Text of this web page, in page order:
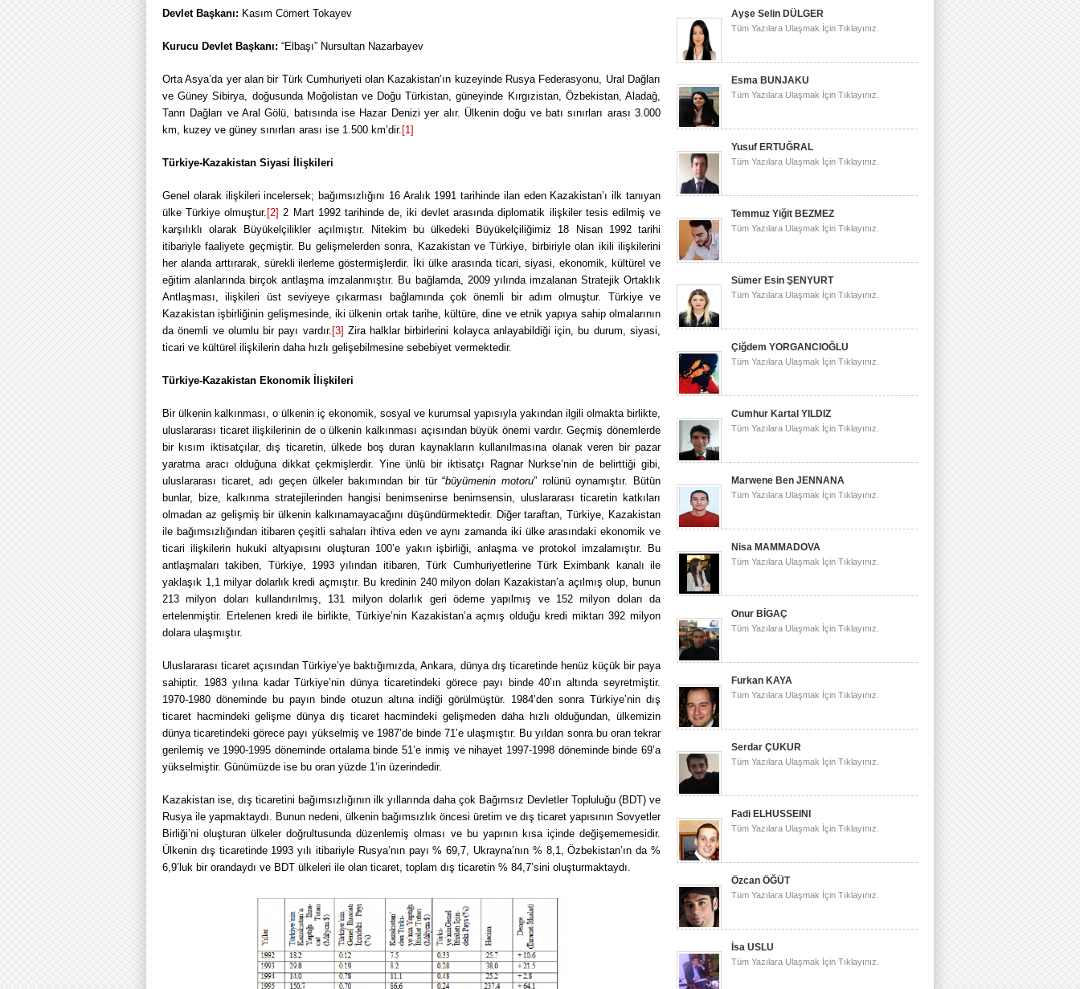
Devlet Başkanı: Kasım Cömert Tokayev
Kurucu Devlet Başkanı: “Elbaşı” Nursultan Nazarbayev
Orta Asya’da yer alan bir Türk Cumhuriyeti olan Kazakistan’ın kuzeyinde Rusya Federasyonu, Ural Dağları
ve Güney Sibirya, doğusunda Moğolistan ve Doğu Türkistan, güneyinde Kırgızistan, Özbekistan, Aladağ,
Tanrı Dağları ve Aral Gölü, batısında ise Hazar Denizi yer alır. Ülkenin doğu ve batı sınırları arası 3.000
km, kuzey ve güney sınırları arası ise 1.500 km’dir. [1]
Türkiye-Kazakistan Siyasi İlişkileri
Genel olarak ilişkileri incelersek; bağımsızlığını 16 Aralık 1991 tarihinde ilan eden Kazakistan’ı ilk tanıyan
ülke Türkiye olmuştur. [2] 2 Mart 1992 tarihinde de, iki devlet arasında diplomatik ilişkiler tesis edilmiş ve
karşılıklı olarak Büyükelçilikler açılmıştır. Nitekim bu ülkedeki Büyükelçiliğimiz 18 Nisan 1992 tarihi
itibariyle faaliyete geçmiştir. Bu gelişmelerden sonra, Kazakistan ve Türkiye, birbiriyle olan ikili ilişkilerini
her alanda arttırarak, sürekli ilerleme göstermişlerdir. İki ülke arasında ticari, siyasi, ekonomik, kültürel ve
eğitim alanlarında birçok antlaşma imzalanmıştır. Bu bağlamda, 2009 yılında imzalanan Stratejik Ortaklık
Antlaşması, ilişkileri üst seviyeye çıkarması bağlamında çok önemli bir adım olmuştur. Türkiye ve
Kazakistan işbirliğinin gelişmesinde, iki ülkenin ortak tarihe, kültüre, dine ve etnik yapıya sahip olmalarının
da önemli ve olumlu bir payı vardır. [3] Zira halklar birbirlerini kolayca anlayabildiği için, bu durum, siyasi,
ticari ve kültürel ilişkilerin daha hızlı gelişebilmesine sebebiyet vermektedir.
Türkiye-Kazakistan Ekonomik İlişkileri
Bir ülkenin kalkınması, o ülkenin iç ekonomik, sosyal ve kurumsal yapısıyla yakından ilgili olmakta birlikte,
uluslararası ticaret ilişkilerinin de o ülkenin kalkınması açısından büyük önemi vardır. Geçmiş dönemlerde
bir kısım iktisatçılar, dış ticaretin, ülkede boş duran kaynakların kullanılmasına olanak veren bir pazar
yaratma aracı olduğuna dikkat çekmişlerdir. Yine ünlü bir iktisatçı Ragnar Nurkse’nin de belirttiği gibi,
uluslararası ticaret, adı geçen ülkeler bakımından bir tür “büyümenin motoru” rolünü oynamıştır. Bütün
bunlar, bize, kalkınma stratejilerinden hangisi benimsenirse benimsensin, uluslararası ticaretin katkıları
olmadan az gelişmiş bir ülkenin kalkınamayacağını düşündürmektedir. Diğer taraftan, Türkiye, Kazakistan
ile bağımsızlığından itibaren çeşitli sahaları ihtiva eden ve aynı zamanda iki ülke arasındaki ekonomik ve
ticari ilişkilerin hukuki altyapısını oluşturan 100’e yakın işbirliği, anlaşma ve protokol imzalamıştır. Bu
antlaşmaları takiben, Türkiye, 1993 yılından itibaren, Türk Cumhuriyetlerine Türk Eximbank kanalı ile
yaklaşık 1,1 milyar dolarlık kredi açmıştır. Bu kredinin 240 milyon doları Kazakistan’a açılmış olup, bunun
213 milyon doları kullandırılmış, 131 milyon dolarlık geri ödeme yapılmış ve 152 milyon doları da
ertelenmiştir. Ertelenen kredi ile birlikte, Türkiye’nin Kazakistan’a açmış olduğu kredi miktarı 392 milyon
dolara ulaşmıştır.
Uluslararası ticaret açısından Türkiye’ye baktığımızda, Ankara, dünya dış ticaretinde henüz küçük bir paya
sahiptir. 1983 yılına kadar Türkiye’nin dünya ticaretindeki görece payı binde 40’ın altında seyretmiştir.
1970-1980 döneminde bu payın binde otuzun altına indiği görülmüştür. 1984’den sonra Türkiye’nin dış
ticaret hacmindeki gelişme dünya dış ticaret hacmindeki gelişmeden daha hızlı olduğundan, ülkemizin
dünya ticaretindeki görece payı yükselmiş ve 1987’de binde 71’e ulaşmıştır. Bu yıldan sonra bu oran tekrar
gerilemiş ve 1990-1995 döneminde ortalama binde 51’e inmiş ve nihayet 1997-1998 döneminde binde 69’a
yükselmiştir. Günümüzde ise bu oran yüzde 1’in üzerindedir.
Kazakistan ise, dış ticaretini bağımsızlığının ilk yıllarında daha çok Bağımsız Devletler Topluluğu (BDT) ve
Rusya ile yapmaktaydı. Bunun nedeni, ülkenin bağımsızlık öncesi üretim ve dış ticaret yapısının Sovyetler
Birliği’ni oluşturan ülkeler doğrultusunda düzenlemiş olması ve bu yapının kısa içinde değişememesidir.
Ülkenin dış ticaretinde 1993 yılı itibariyle Rusya’nın payı % 69,7, Ukrayna’nın % 8,1, Özbekistan’ın da %
6,9’luk bir orandaydı ve BDT ülkeleri ile olan ticaret, toplam dış ticaretin % 84,7’sini oluşturmaktaydı.
Ayşe Selin DÜLGER
Tüm Yazılara Ulaşmak İçin Tıklayınız.
Esma BUNJAKU
Tüm Yazılara Ulaşmak İçin Tıklayınız.
Yusuf ERTUĞRAL
Tüm Yazılara Ulaşmak İçin Tıklayınız.
Temmuz Yiğit BEZMEZ
Tüm Yazılara Ulaşmak İçin Tıklayınız.
Sümer Esin ŞENYURT
Tüm Yazılara Ulaşmak İçin Tıklayınız.
Çiğdem YORGANCIOĞLU
Tüm Yazılara Ulaşmak İçin Tıklayınız.
Cumhur Kartal YILDIZ
Tüm Yazılara Ulaşmak İçin Tıklayınız.
Marwene Ben JENNANA
Tüm Yazılara Ulaşmak İçin Tıklayınız.
Nisa MAMMADOVA
Tüm Yazılara Ulaşmak İçin Tıklayınız.
Onur BİGAÇ
Tüm Yazılara Ulaşmak İçin Tıklayınız.
Furkan KAYA
Tüm Yazılara Ulaşmak İçin Tıklayınız.
Serdar ÇUKUR
Tüm Yazılara Ulaşmak İçin Tıklayınız.
Fadi ELHUSSEINI
Tüm Yazılara Ulaşmak İçin Tıklayınız.
Özcan ÖĞÜT
Tüm Yazılara Ulaşmak İçin Tıklayınız.
İsa USLU
Tüm Yazılara Ulaşmak İçin Tıklayınız.